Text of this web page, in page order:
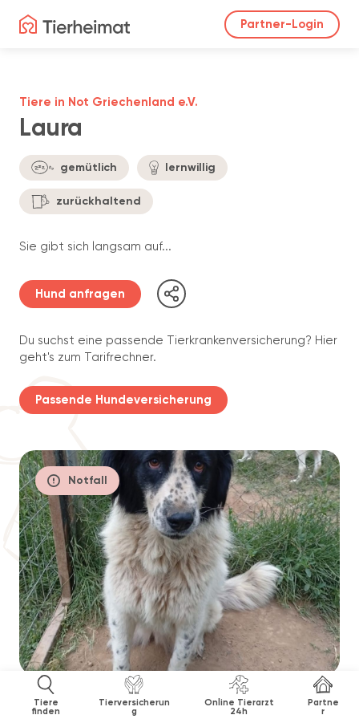
Partner-Login
Tiere
finden
Tierversicherun
g
Online Tierarzt
24h
Partne
r
Laura
Tiere in Not Griechenland e.V.
gemütlich lernwillig
zurückhaltend
Sie gibt sich langsam auf...
Hund anfragen
Du suchst eine passende Tierkrankenversicherung? Hier
geht's zum Tarifrechner.
Passende Hundeversicherung
Notfall